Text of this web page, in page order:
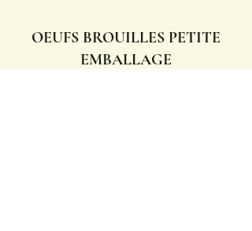
OEUFS BROUILLES PETITE
EMBALLAGE